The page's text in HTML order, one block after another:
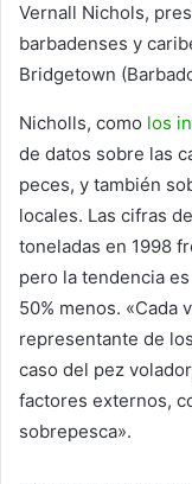
Vernall Nichols,
barbadenses y
Bridgetown
Nicholls, como los
de datos sobre las
peces, y también
locales. Las cifras
toneladas en 1998
pero la tendencia
50% menos. «Cada
representante de
caso del pez
factores externos,
sobrepesca».